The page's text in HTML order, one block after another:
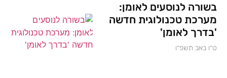
בשורה לנוסעים לאומן:
מערכת טכנולוגית חדשה
'בדרך לאומן'
ט״ו באב תשפ״ו